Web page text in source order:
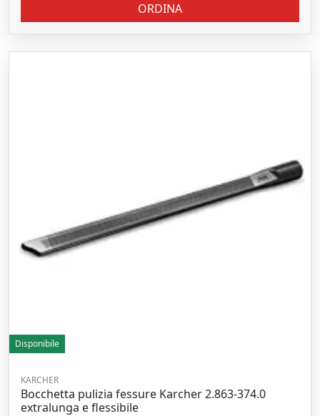
ORDINA
Disponibile
KARCHER
Bocchetta pulizia fessure Karcher 2.863-374.0
extralunga e flessibile